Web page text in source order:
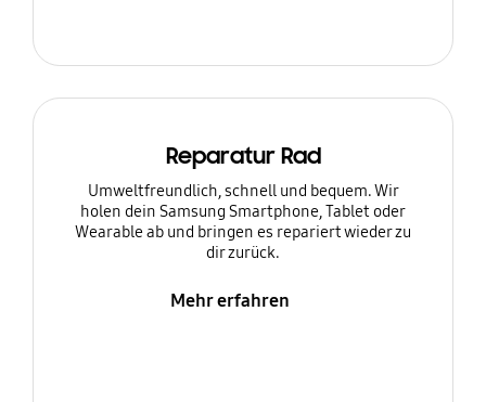
Reparatur Rad
Umweltfreundlich, schnell und bequem. Wir
holen dein Samsung Smartphone, Tablet oder
Wearable ab und bringen es repariert wieder zu
dir zurück.
Mehr erfahren